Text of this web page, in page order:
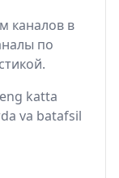
каналов в
по
katta
va batafsil